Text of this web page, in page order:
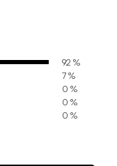
92 %
7 %
0 %
0 %
0 %